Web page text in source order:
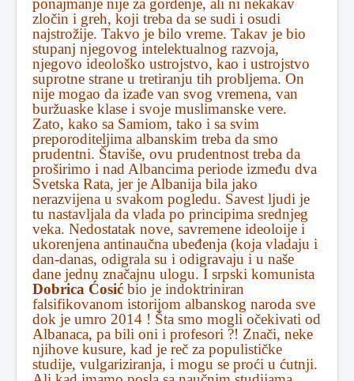
zločin i greh, koji treba da se sudi i osudi
najstrožije. Takvo je bilo vreme. Takav je bio
stupanj njegovog intelektualnog razvoja,
njegovo ideološko ustrojstvo, kao i ustrojstvo
suprotne strane u tretiranju tih probljema. On
nije mogao da izađe van svog vremena, van
buržuaske klase i svoje muslimanske vere.
Zato, kako sa Samiom, tako i sa svim
preporoditeljima albanskim treba da smo
prudentni. Štaviše, ovu prudentnost treba da
proširimo i nad Albancima periode između dva
Svetska Rata, jer je Albanija bila jako
nerazvijena u svakom pogledu. Savest ljudi je
tu nastavljala da vlada po principima srednjeg
veka. Nedostatak nove, savremene ideoloije i
ukorenjena antinaučna ubeđenja (koja vladaju i
dan-danas, odigrala su i odigravaju i u naše
dane jednu značajnu ulogu. I srpski komunista
Dobrica Ćosić bio je indoktriniran
falsifikovanom istorijom albanskog naroda sve
dok je umro 2014 ! Šta smo mogli očekivati od
Albanaca, pa bili oni i profesori ?! Znači, neke
njihove kusure, kad je reč za populističke
studije, vulgariziranja, i mogu se proći u ćutnji.